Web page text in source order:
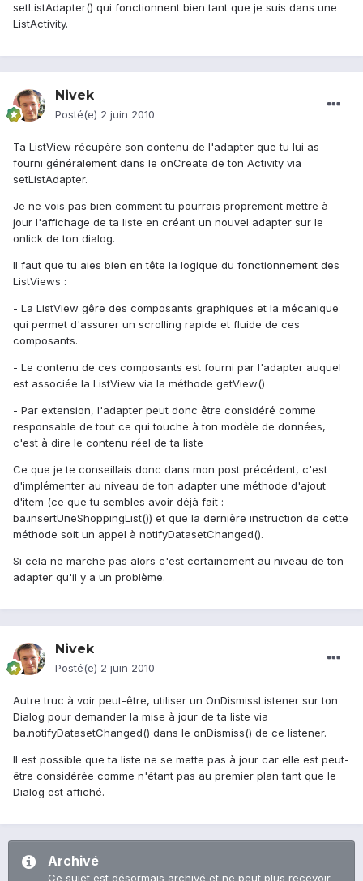
setListAdapter() qui fonctionnent bien tant que je suis dans une
ListActivity.
Nivek
Posté(e) 2 juin 2010
Ta ListView récupère son contenu de l'adapter que tu lui as
fourni généralement dans le onCreate de ton Activity via
setListAdapter.
Je ne vois pas bien comment tu pourrais proprement mettre à
jour l'affichage de ta liste en créant un nouvel adapter sur le
onlick de ton dialog.
Il faut que tu aies bien en tête la logique du fonctionnement des
ListViews :
- La ListView gêre des composants graphiques et la mécanique
qui permet d'assurer un scrolling rapide et fluide de ces
composants.
- Le contenu de ces composants est fourni par l'adapter auquel
est associée la ListView via la méthode getView()
- Par extension, l'adapter peut donc être considéré comme
responsable de tout ce qui touche à ton modèle de données,
c'est à dire le contenu réel de ta liste
Ce que je te conseillais donc dans mon post précédent, c'est
d'implémenter au niveau de ton adapter une méthode d'ajout
d'item (ce que tu sembles avoir déjà fait :
ba.insertUneShoppingList()) et que la dernière instruction de cette
méthode soit un appel à notifyDatasetChanged().
Si cela ne marche pas alors c'est certainement au niveau de ton
adapter qu'il y a un problème.
Nivek
Posté(e) 2 juin 2010
Autre truc à voir peut-être, utiliser un OnDismissListener sur ton
Dialog pour demander la mise à jour de ta liste via
ba.notifyDatasetChanged() dans le onDismiss() de ce listener.
Il est possible que ta liste ne se mette pas à jour car elle est peut-
être considérée comme n'étant pas au premier plan tant que le
Dialog est affiché.
Archivé
Ce sujet est désormais archivé et ne peut plus recevoir